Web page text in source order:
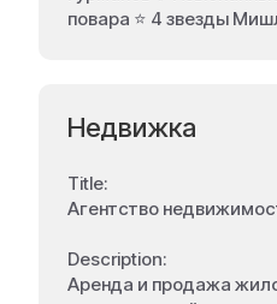
повара ⭐ 4 звезды
Недвижка
Title:
Агентство
Description:
Аренда и продажа